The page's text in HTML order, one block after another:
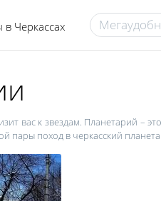
в Черкассах
вас к звездам. Планетарий –
пары поход в черкасский